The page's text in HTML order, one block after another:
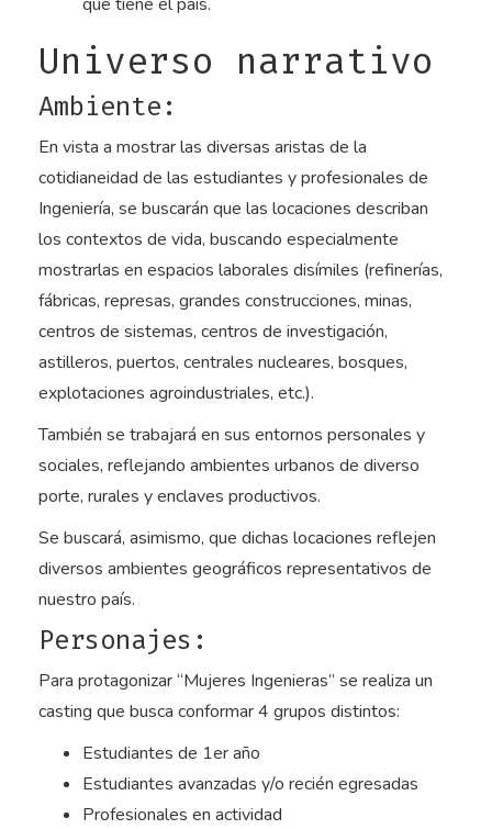
Universo narrativo
Ambiente:
En vista a mostrar las diversas aristas de la
cotidianeidad de las estudiantes y profesionales de
Ingeniería, se buscarán que las locaciones describan
los contextos de vida, buscando especialmente
mostrarlas en espacios laborales disímiles (refinerías,
fábricas, represas, grandes construcciones, minas,
centros de sistemas, centros de investigación,
astilleros, puertos, centrales nucleares, bosques,
explotaciones agroindustriales, etc.).
También se trabajará en sus entornos personales y
sociales, reflejando ambientes urbanos de diverso
porte, rurales y enclaves productivos.
Se buscará, asimismo, que dichas locaciones reflejen
diversos ambientes geográficos representativos de
nuestro país.
Personajes:
Para protagonizar “Mujeres Ingenieras” se realiza un
casting que busca conformar 4 grupos distintos:
Estudiantes de 1er año
Estudiantes avanzadas y/o recién egresadas
Profesionales en actividad